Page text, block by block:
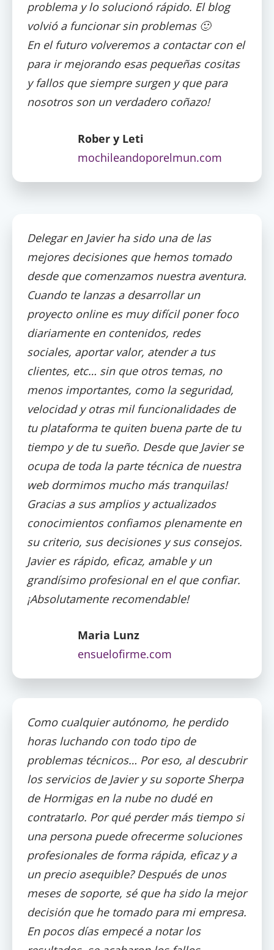
problema y lo solucionó rápido. El blog
volvió a funcionar sin problemas 🙂
En el futuro volveremos a contactar con el
para ir mejorando esas pequeñas cositas
y fallos que siempre surgen y que para
nosotros son un verdadero coñazo!
Rober y Leti
mochileandoporelmun.com
Delegar en Javier ha sido una de las
mejores decisiones que hemos tomado
desde que comenzamos nuestra aventura.
Cuando te lanzas a desarrollar un
proyecto online es muy difí­cil poner foco
diariamente en contenidos, redes
sociales, aportar valor, atender a tus
clientes, etc… sin que otros temas, no
menos importantes, como la seguridad,
velocidad y otras mil funcionalidades de
tu plataforma te quiten buena parte de tu
tiempo y de tu sueño. Desde que Javier se
ocupa de toda la parte técnica de nuestra
web dormimos mucho más tranquilas!
Gracias a sus amplios y actualizados
conocimientos confiamos plenamente en
su criterio, sus decisiones y sus consejos.
Javier es rápido, eficaz, amable y un
grandí­simo profesional en el que confiar.
¡Absolutamente recomendable!
Maria Lunz
ensuelofirme.com
Como cualquier autónomo, he perdido
horas luchando con todo tipo de
problemas técnicos… Por eso, al descubrir
los servicios de Javier y su soporte Sherpa
de Hormigas en la nube no dudé en
contratarlo. Por qué perder más tiempo si
una persona puede ofrecerme soluciones
profesionales de forma rápida, eficaz y a
un precio asequible? Después de unos
meses de soporte, sé que ha sido la mejor
decisión que he tomado para mi empresa.
En pocos días empecé a notar los